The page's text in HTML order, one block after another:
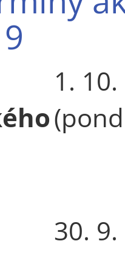
1.
30.